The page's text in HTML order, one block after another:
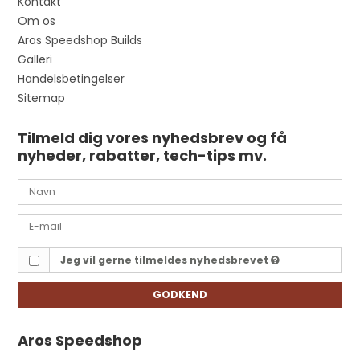
Om os
Aros Speedshop Builds
Galleri
Handelsbetingelser
Sitemap
Tilmeld dig vores nyhedsbrev og få
nyheder, rabatter, tech-tips mv.
Jeg vil gerne tilmeldes nyhedsbrevet
GODKEND
Aros Speedshop